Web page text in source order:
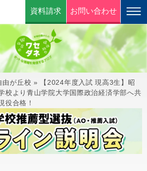
資料請求 お問い合わせ
由が丘校 »
【2024年度入試 現高3生】昭
校より青山学院大学国際政治経済学部へ共
役合格！